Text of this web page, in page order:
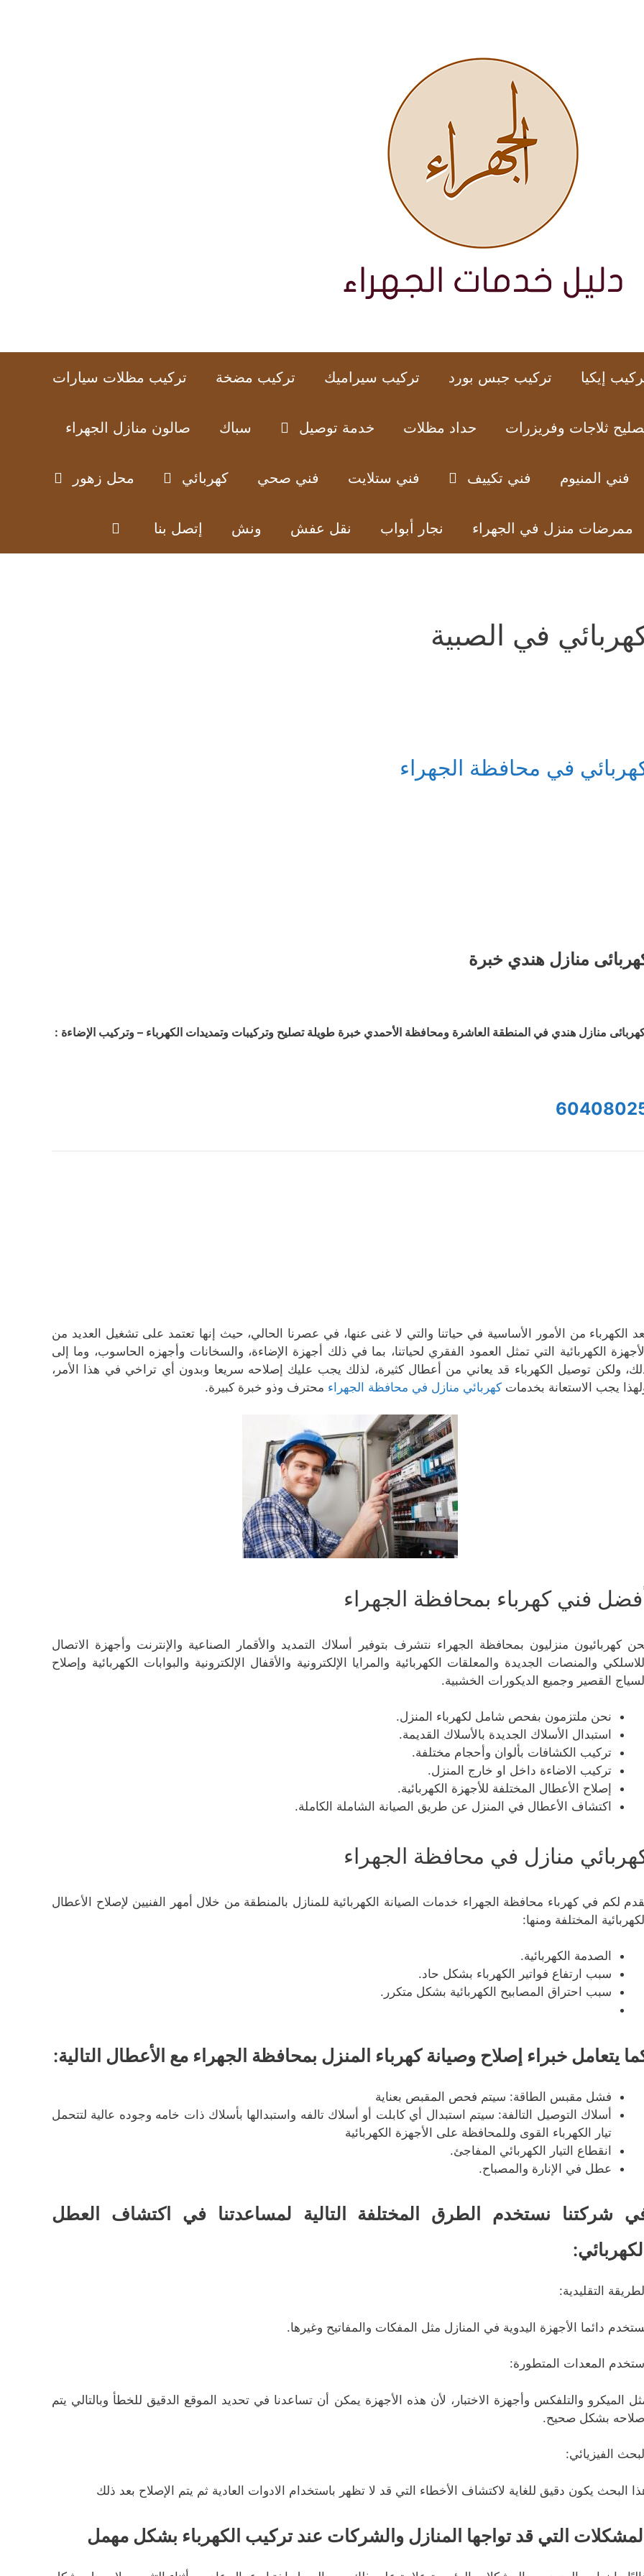
إيكيا تركيب جبس بورد تركيب سيراميك تركيب مضخة تركيب مظلات سيارات
ثلاجات وفريزرات حداد مظلات خدمة توصيل سباك صالون منازل الجهراء
فني المنيوم فني تكييف فني ستلايت فني صحي كهربائي محل زهور
ممرضات منزل في الجهراء نجار أبواب نقل عفش ونش إتصل بنا
في الصبية
في محافظة الجهراء
منازل هندي خبرة
منازل هندي في المنطقة العاشرة ومحافظة الأحمدي خبرة طويلة تصليح وتركيبات وتمديدات الكهرباء – وتركيب الإضاءة :
الكهرباء من الأمور الأساسية في حياتنا والتي لا غنى عنها، في عصرنا الحالي، حيث إنها تعتمد على تشغيل العديد من
الكهربائية التي تمثل العمود الفقري لحياتنا، بما في ذلك أجهزة الإضاءة، والسخانات وأجهزه الحاسوب، وما إلى
ولكن توصيل الكهرباء قد يعاني من أعطال كثيرة، لذلك يجب عليك إصلاحه سريعا وبدون أي تراخي في هذا الأمر،
يجب الاستعانة بخدمات كهربائي منازل في محافظة الجهراء محترف وذو خبرة كبيرة.
فني كهرباء بمحافظة الجهراء
كهربائيون منزليون بمحافظة الجهراء نتشرف بتوفير أسلاك التمديد والأقمار الصناعية والإنترنت وأجهزة الاتصال
والمنصات الجديدة والمعلقات الكهربائية والمرايا الإلكترونية والأقفال الإلكترونية والبوابات الكهربائية وإصلاح
القصير وجميع الديكورات الخشبية.
نحن ملتزمون بفحص شامل لكهرباء المنزل.
استبدال الأسلاك الجديدة بالأسلاك القديمة.
تركيب الكشافات بألوان وأحجام مختلفة.
تركيب الاضاءة داخل او خارج المنزل.
إصلاح الأعطال المختلفة للأجهزة الكهربائية.
اكتشاف الأعطال في المنزل عن طريق الصيانة الشاملة الكاملة.
منازل في محافظة الجهراء
لكم في كهرباء محافظة الجهراء خدمات الصيانة الكهربائية للمنازل بالمنطقة من خلال أمهر الفنيين لإصلاح الأعطال
المختلفة ومنها:
الصدمة الكهربائية.
سبب ارتفاع فواتير الكهرباء بشكل حاد.
سبب احتراق المصابيح الكهربائية بشكل متكرر.
يتعامل خبراء إصلاح وصيانة كهرباء المنزل بمحافظة الجهراء مع الأعطال التالية:
فشل مقبس الطاقة: سيتم فحص المقبص بعناية
أسلاك التوصيل التالفة: سيتم استبدال أي كابلت أو أسلاك تالفه واستبدالها بأسلاك ذات خامه وجوده عالية لتتحمل
تيار الكهرباء القوى وللمحافظة على الأجهزة الكهربائية
انقطاع التيار الكهربائي المفاجئ.
عطل في الإنارة والمصباح.
شركتنا نستخدم الطرق المختلفة التالية لمساعدتنا في اكتشاف العطل
الكهربائي:
الطريقة التقليدية:
دائما الأجهزة اليدوية في المنازل مثل المفكات والمفاتيح وغيرها.
استخدم المعدات المتطورة:
الميكرو والتلفكس وأجهزة الاختبار، لأن هذه الأجهزة يمكن أن تساعدنا في تحديد الموقع الدقيق للخطأ وبالتالي يتم
بشكل صحيح.
البحث الفيزيائي:
البحث يكون دقيق للغاية لاكتشاف الأخطاء التي قد لا تظهر باستخدام الادوات العادية ثم يتم الإصلاح بعد ذلك
المشكلات التي قد تواجها المنازل والشركات عند تركيب الكهرباء بشكل مهمل